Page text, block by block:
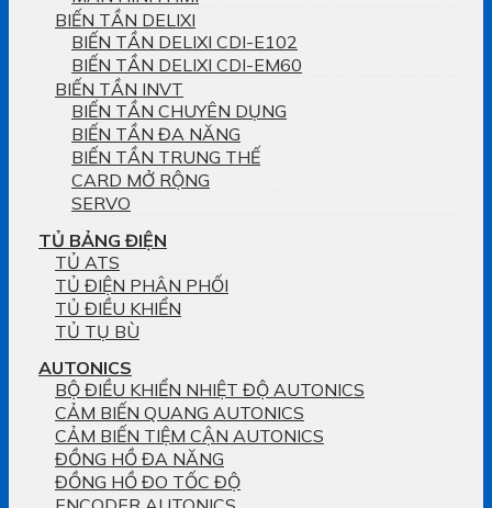
BIẾN TẦN DELIXI
BIẾN TẦN DELIXI CDI-E102
BIẾN TẦN DELIXI CDI-EM60
BIẾN TẦN INVT
BIẾN TẦN CHUYÊN DỤNG
BIẾN TẦN ĐA NĂNG
BIẾN TẦN TRUNG THẾ
CARD MỞ RỘNG
SERVO
TỦ BẢNG ĐIỆN
TỦ ATS
TỦ ĐIỆN PHÂN PHỐI
TỦ ĐIỀU KHIỂN
TỦ TỤ BÙ
AUTONICS
BỘ ĐIỀU KHIỂN NHIỆT ĐỘ AUTONICS
CẢM BIẾN QUANG AUTONICS
CẢM BIẾN TIỆM CẬN AUTONICS
ĐỒNG HỒ ĐA NĂNG
ĐỒNG HỒ ĐO TỐC ĐỘ